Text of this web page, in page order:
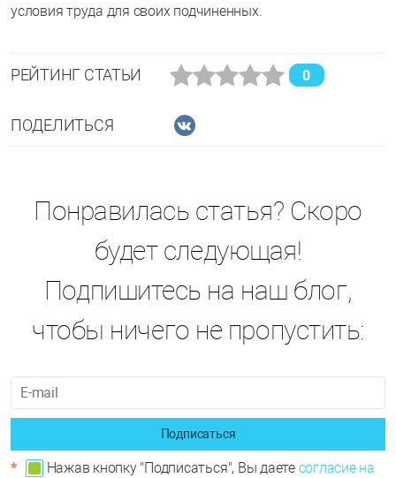
условия труда для своих подчиненных.
РЕЙТИНГ СТАТЬИ 0
ПОДЕЛИТЬСЯ
Понравилась статья? Скоро
будет следующая!
Подпишитесь на наш блог,
чтобы ничего не пропустить:
Подписаться
* Нажав кнопку "Подписаться", Вы даете согласие на